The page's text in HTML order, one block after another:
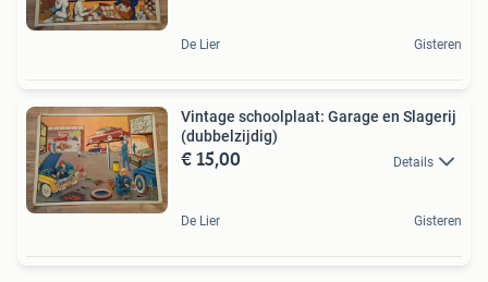
De Lier Gisteren
Vintage schoolplaat: Garage en Slagerij
(dubbelzijdig)
€ 15,00 Details
De Lier Gisteren